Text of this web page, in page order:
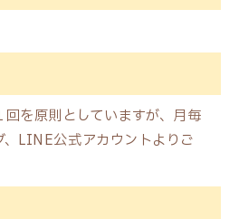
を原則としていますが、月毎
LINE公式アカウントよりご